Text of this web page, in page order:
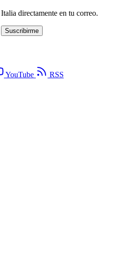
directamente en tu correo.
Suscribirme
YouTube RSS